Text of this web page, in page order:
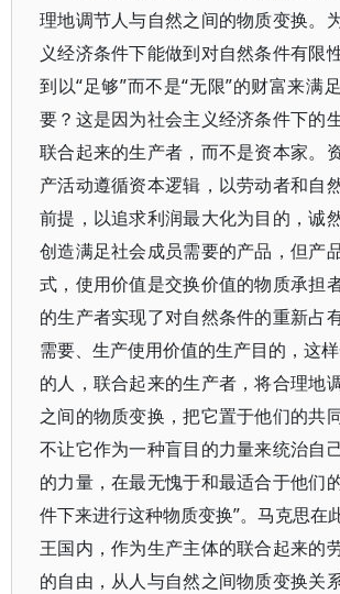
理地调节人与自然之间的物质变换。
义经济条件下能做到对自然条件有限
到以“足够”而不是“无限”的财富来满
要？这是因为社会主义经济条件下的
联合起来的生产者，而不是资本家。
产活动遵循资本逻辑，以劳动者和自
前提，以追求利润最大化为目的，诚
创造满足社会成员需要的产品，但产
式，使用价值是交换价值的物质承担
的生产者实现了对自然条件的重新占
需要、生产使用价值的生产目的，这
的人，联合起来的生产者，将合理地
之间的物质变换，把它置于他们的共
不让它作为一种盲目的力量来统治自
的力量，在最无愧于和最适合于他们
件下来进行这种物质变换”。马克思在
王国内，作为生产主体的联合起来的
的自由，从人与自然之间物质变换关